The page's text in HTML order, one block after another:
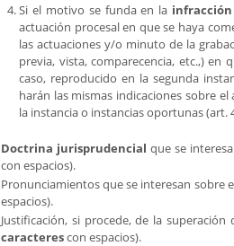
Si el motivo se funda en la
actuación procesal en que se haya
las actuaciones y/o minuto de la
previa, vista, comparecencia, etc.,) en
caso, reproducido en la segunda
harán las mismas indicaciones sobre
la instancia o instancias oportunas (art.
Doctrina jurisprudencial que se
con espacios).
Pronunciamientos que se interesan sobre
espacios).
Justificación, si procede, de la
caracterescon espacios).